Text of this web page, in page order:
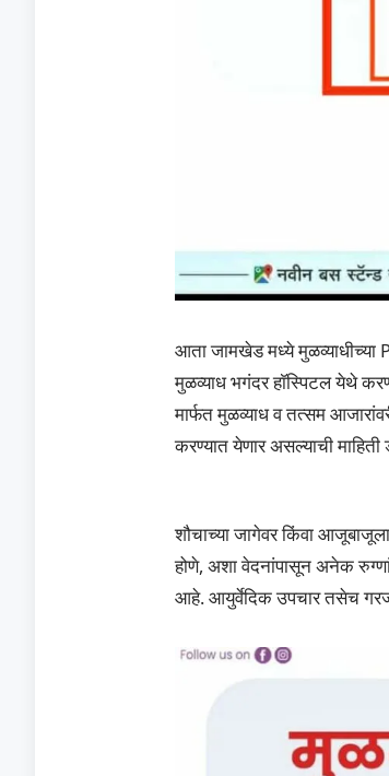
आता जामखेड मध्ये मुळव्याधीच्या
मुळव्याध भगंदर हाॅस्पिटल येथे
मार्फत मुळव्याध व तत्सम
करण्यात येणार असल्याची
शौचाच्या जागेवर किंवा
होणे, अशा वेदनांपासून अनेक
आहे. आयुर्वेदिक उपचार तसेच